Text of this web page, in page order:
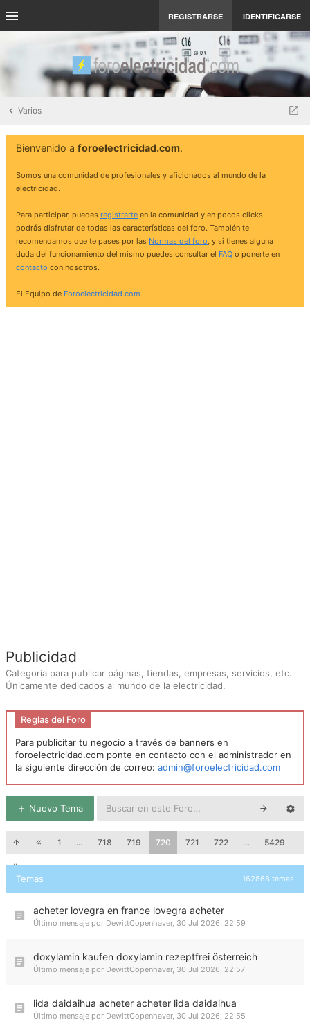
REGISTRARSE IDENTIFICARSE
Varios
Bienvenido a foroelectricidad.com.
Somos una comunidad de profesionales y aficionados al mundo de la
electricidad.
Para participar, puedes registrarte en la comunidad y en pocos clicks
podrás disfrutar de todas las características del foro. También te
recomendamos que te pases por las Normas del foro, y si tienes alguna
duda del funcionamiento del mismo puedes consultar el FAQ o ponerte en
contacto con nosotros.
El Equipo de Foroelectricidad.com
Publicidad
Categoría para publicar páginas, tiendas, empresas, servicios, etc.
Únicamente dedicados al mundo de la electricidad.
Reglas del Foro
Para publicitar tu negocio a través de banners en
foroelectricidad.com ponte en contacto con el administrador en
la siguiente dirección de correo: admin@foroelectricidad.com
Nuevo Tema
1 … 718 719 720 721 722 … 5429
Temas 162868 temas
acheter lovegra en france lovegra acheter
Último mensaje por DewittCopenhaver, 30 Jul 2026, 22:59
doxylamin kaufen doxylamin rezeptfrei österreich
Último mensaje por DewittCopenhaver, 30 Jul 2026, 22:57
lida daidaihua acheter acheter lida daidaihua
Último mensaje por DewittCopenhaver, 30 Jul 2026, 22:55